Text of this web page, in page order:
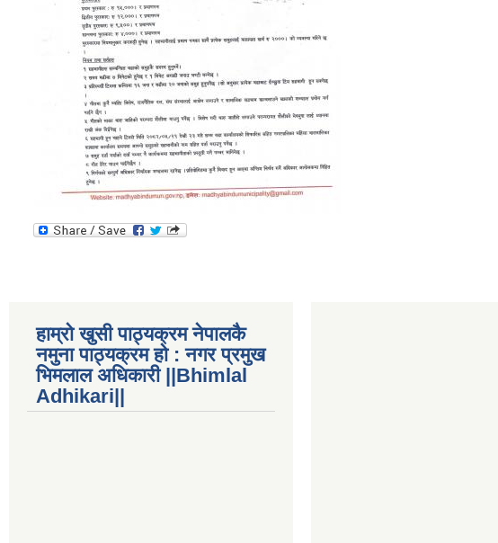
हाम्रो खुसी पाठ्यक्रम नेपालकै
नमुना पाठ्यक्रम हो : नगर प्रमुख
भिमलाल अधिकारी ||Bhimlal
Adhikari||